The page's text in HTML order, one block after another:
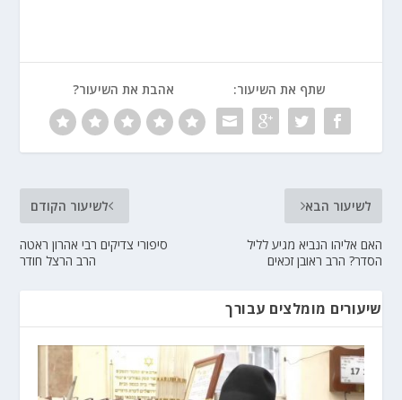
שתף את השיעור: אהבת את השיעור?
לשיעור הקודם
סיפורי צדיקים רבי אהרון ראטה
הרב הרצל חודר
לשיעור הבא
האם אליהו הנביא מגיע לליל
הסדר? הרב ראובן זכאים
שיעורים מומלצים עבורך